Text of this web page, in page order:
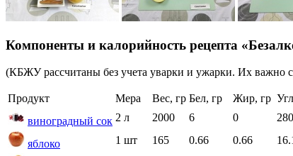
Компоненты и калорийность рецепта
(КБЖУ рассчитаны без учета уварки и ужарки. Их важно
Продукт Мера Вес, гр Бел, гр Жир, гр
виноградный сок 2 л 2000 6 0 280
яблоко 1 шт 165 0.66 0.66